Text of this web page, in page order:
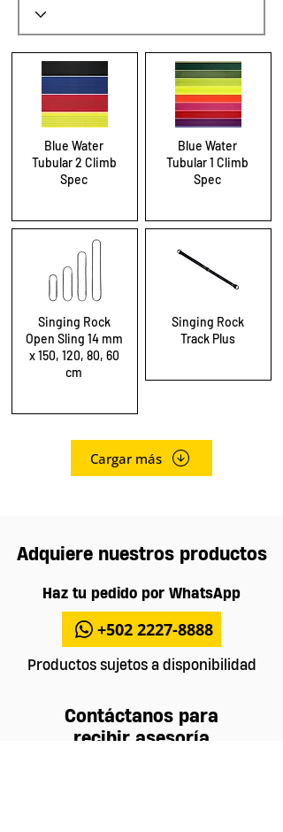
Blue Water
Tubular 2 Climb
Spec
Singing Rock
Open Sling 14 mm
x 150, 120, 80, 60
cm
Blue Water
Tubular 1 Climb
Spec
Singing Rock
Track Plus
Cargar más
Adquiere nuestros productos
Haz tu pedido por WhatsApp
+502 2227-8888
Productos sujetos a disponibilidad
Contáctanos para
recibir asesoría